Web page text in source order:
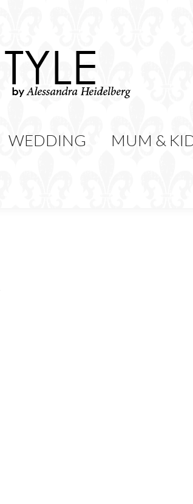
WEDDING MUM &
CONTATTI